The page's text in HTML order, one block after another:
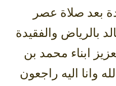
بعد صلاة عصر
بالرياض والفقيدة
ابناء محمد بن
وانا اليه راجعون